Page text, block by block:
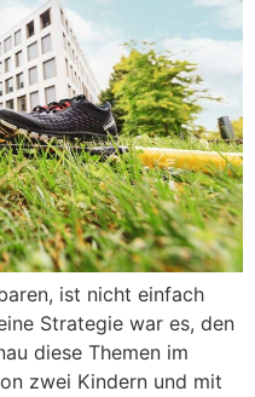
ist nicht einfach
Strategie war es, den
diese Themen im
zwei Kindern und mit